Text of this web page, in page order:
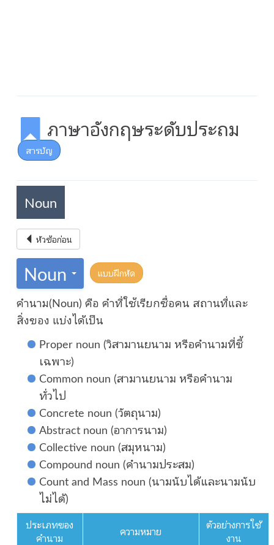
ภาษาอังกฤษระดับประถม
สารบัญ
Noun
หัวข้อก่อน
Noun แบบฝึกหัด
คำนาม(Noun) คือ คำที่ใช้เรียกชื่อคน สถานที่และ
สิ่งของ แบ่งได้เป็น
Proper noun (วิสามานยนาม หรือคำนามที่ชี้
เฉพาะ)
Common noun (สามานยนาม หรือคำนาม
ทั่วไป
Concrete noun (วัตถุนาม)
Abstract noun (อาการนาม)
Collective noun (สมุหนาม)
Compound noun (คำนามประสม)
Count and Mass noun (นามนับได้และนามนับ
ไม่ได้)
ประเภทของ
คำนาม
ความหมาย
ตัวอย่างการใช้
งาน